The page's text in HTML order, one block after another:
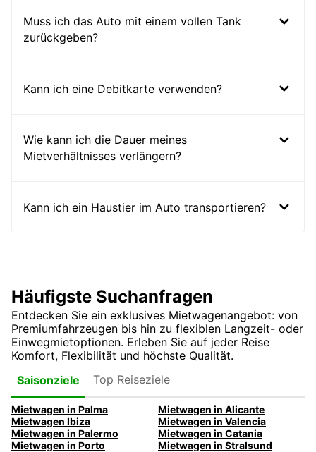
Muss ich das Auto mit einem vollen Tank
zurückgeben?
Kann ich eine Debitkarte verwenden?
Wie kann ich die Dauer meines
Mietverhältnisses verlängern?
Kann ich ein Haustier im Auto transportieren?
Häufigste Suchanfragen
Entdecken Sie ein exklusives Mietwagenangebot: von
Premiumfahrzeugen bis hin zu flexiblen Langzeit- oder
Einwegmietoptionen. Erleben Sie auf jeder Reise
Komfort, Flexibilität und höchste Qualität.
Saisonziele
Top Reiseziele
Mietwagen in Palma
Mietwagen in Alicante
Mietwagen Ibiza
Mietwagen in Valencia
Mietwagen in Palermo
Mietwagen in Catania
Mietwagen in Porto
Mietwagen in Stralsund